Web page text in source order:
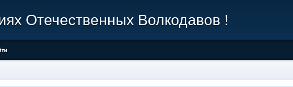
Отечественных Волкодавов !